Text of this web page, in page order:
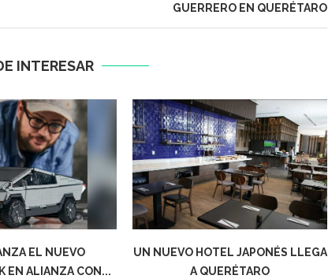
GUERRERO EN QUERÉTARO
INTERESAR
EL NUEVO
EN ALIANZA CON...
UN NUEVO HOTEL JAPONÉS LLEGA
A QUERÉTARO